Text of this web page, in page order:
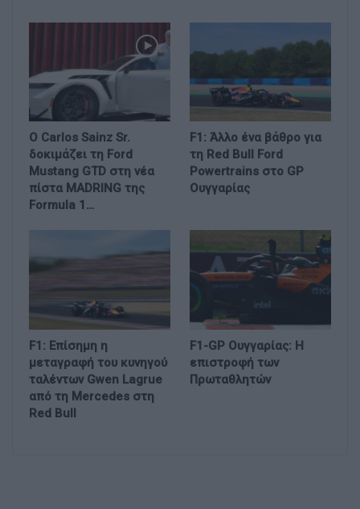
Ο Carlos Sainz Sr.
δοκιμάζει τη Ford
Mustang GTD στη νέα
πίστα MADRING της
Formula 1…
F1: Άλλο ένα βάθρο για
τη Red Bull Ford
Powertrains στο GP
Ουγγαρίας
F1: Επίσημη η
μεταγραφή του κυνηγού
ταλέντων Gwen Lagrue
από τη Mercedes στη
Red Bull
F1-GP Ουγγαρίας: Η
επιστροφή των
Πρωταθλητών